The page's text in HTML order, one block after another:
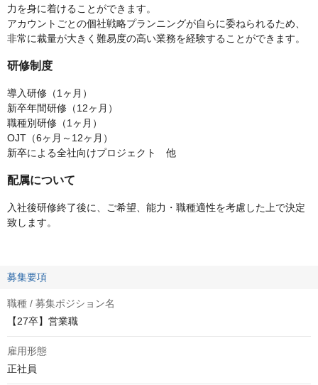
力を身に着けることができます。
アカウントごとの個社戦略プランニングが自らに委ねられるため、
非常に裁量が大きく難易度の高い業務を経験することができます。
研修制度
導入研修（1ヶ月）
新卒年間研修（12ヶ月）
職種別研修（1ヶ月）
OJT（6ヶ月～12ヶ月）
新卒による全社向けプロジェクト 他
配属について
入社後研修終了後に、ご希望、能力・職種適性を考慮した上で決定
致します。
募集要項
職種 / 募集ポジション名
【27卒】営業職
雇用形態
正社員